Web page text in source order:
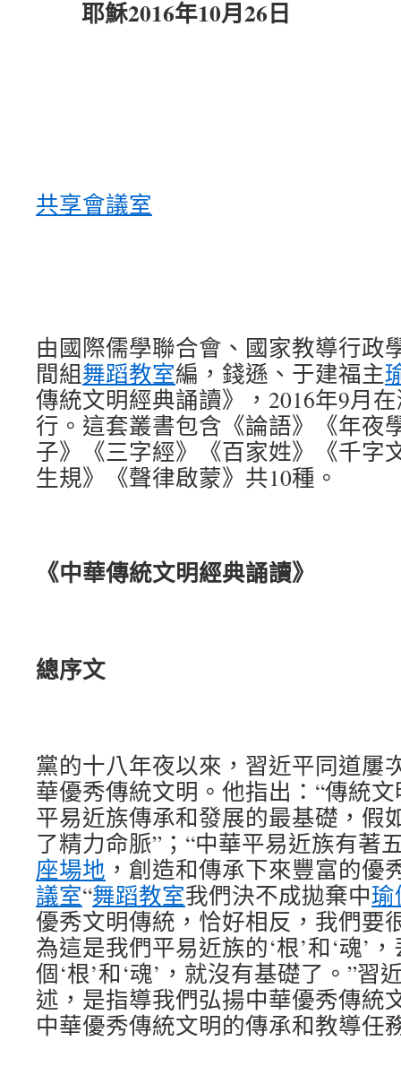
耶穌2016年10月26日
共享會議室
由國際儒學聯合會、國家教導行政
間組舞蹈教室編，錢遜、于建福主
傳統文明經典誦讀》，2016年9月
行。這套叢書包含《論語》《年夜
子》《三字經》《百家姓》《千字
生規》《聲律啟蒙》共10種。
《中華傳統文明經典誦讀》
總序文
黨的十八年夜以來，習近平同道屢
華優秀傳統文明。他指出：“傳統
平易近族傳承和發展的最基礎，假
了精力命脈”；“中華平易近族有著
座場地 ，創造和傳承下來豐富的優
議室“舞蹈教室我們決不成拋棄中瑜
優秀文明傳統，恰好相反，我們要
為這是我們平易近族的‘根’和‘魂’
個‘根’和‘魂’，就沒有基礎了。”習
述，是指導我們弘揚中華優秀傳統
中華優秀傳統文明的傳承和教導任